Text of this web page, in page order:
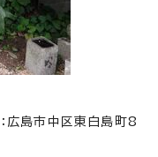
島市中区東白島町8